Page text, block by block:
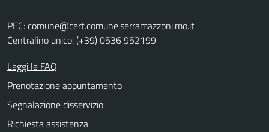
PEC:comune@cert.comune.serramazzoni.mo.it
Centralino unico: (+39) 0536 952199
Leggi le FAQ
Prenotazione appuntamento
Segnalazione disservizio
Richiesta assistenza